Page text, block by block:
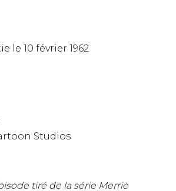
le 10 février 1962
Studios
tiré de la série Merrie